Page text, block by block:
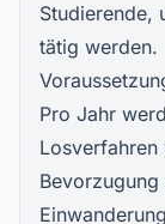
Studierende,
tätig werden.
Pro Jahr